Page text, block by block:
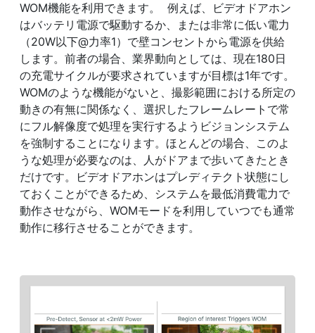
WOM機能を利用できます。 例えば、ビデオドアホン
はバッテリ電源で駆動するか、または非常に低い電力
（20W以下@力率1）で壁コンセントから電源を供給
します。前者の場合、業界動向としては、現在180日
の充電サイクルが要求されていますが目標は1年です。
WOMのような機能がないと、撮影範囲における所定の
動きの有無に関係なく、選択したフレームレートで常
にフル解像度で処理を実行するようビジョンシステム
を強制することになります。ほとんどの場合、このよ
うな処理が必要なのは、人がドアまで歩いてきたとき
だけです。ビデオドアホンはプレディテクト状態にし
ておくことができるため、システムを最低消費電力で
動作させながら、WOMモードを利用していつでも通常
動作に移行させることができます。